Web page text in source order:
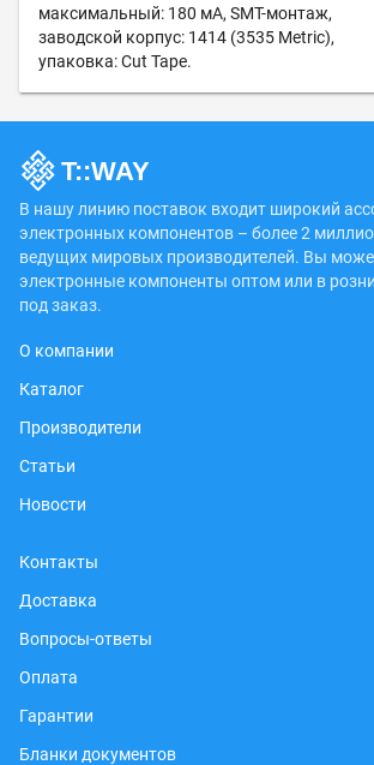
максимальный: 180 мА, SMT-монтаж,
заводской корпус: 1414 (3535 Metric),
упаковка: Cut Tape.
В нашу линию поставок входит широкий
электронных компонентов – более 2
ведущих мировых производителей. Вы
электронные компоненты оптом или в
под заказ.
О компании
Каталог
Производители
Статьи
Новости
Контакты
Доставка
Вопросы-ответы
Оплата
Гарантии
Бланки документов